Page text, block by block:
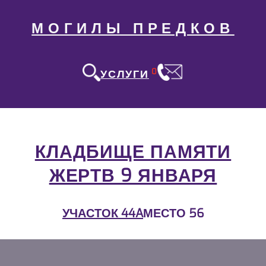
МОГИЛЫ ПРЕДКОВ
УСЛУГИ 0
КЛАДБИЩЕ ПАМЯТИ
ЖЕРТВ 9 ЯНВАРЯ
УЧАСТОК 44AМЕСТО 56